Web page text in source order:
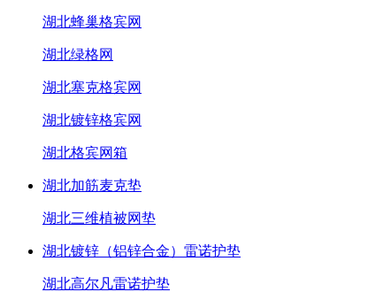
湖北蜂巢格宾网
湖北绿格网
湖北塞克格宾网
湖北镀锌格宾网
湖北格宾网箱
湖北加筋麦克垫
湖北三维植被网垫
湖北镀锌（铝锌合金）雷诺护垫
湖北高尔凡雷诺护垫